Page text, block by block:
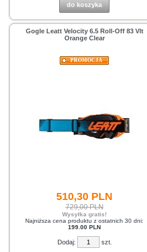
do koszyka
Gogle Leatt Velocity 6.5 Roll-Off 83 Vlt
Orange Clear
PROMOCJA
510,30 PLN
729,00 PLN
Wysyłka gratis!
Najniższa cena produktu z ostatnich 30 dni:
199.00 PLN
Dodaj: szt.